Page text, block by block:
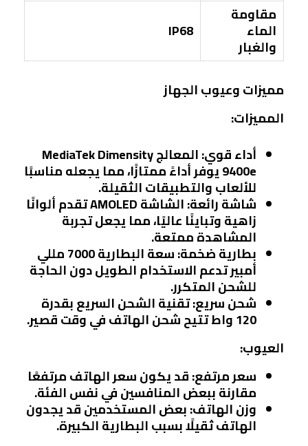
مقاومة
الماء
والغبار
IP68
مميزات وعيوب الجهاز
المميزات:
أداء قوي:
المعالج MediaTek Dimensity
9400e يوفر أداءً ممتازًا، مما يجعله مناسبًا
للألعاب والتطبيقات الثقيلة.
شاشة رائعة: الشاشة AMOLED تقدم ألوانًا
زاهية وتباينًا عاليًا، مما يجعل تجربة
المشاهدة ممتعة.
بطارية ضخمة: سعة البطارية 7000 مللي
أمبير تدعم الاستخدام الطويل دون الحاجة
للشحن المتكرر.
شحن سريع:تقنية الشحن السريع بقدرة
120 واط تتيح شحن الهاتف في وقت قصير.
العيوب:
سعر مرتفع:قد يكون سعر الهاتف مرتفعًا
مقارنة ببعض المنافسين في نفس الفئة.
وزن الهاتف:بعض المستخدمين قد يجدون
الهاتف ثقيلًا بسبب البطارية الكبيرة.